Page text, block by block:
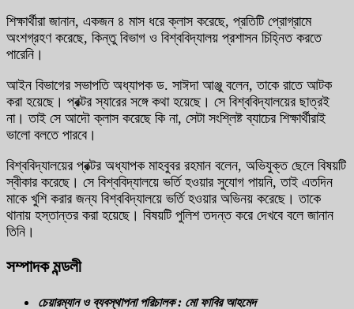
শিক্ষার্থীরা জানান, একজন ৪ মাস ধরে ক্লাস করেছে, প্রতিটি প্রোগ্রামে
অংশগ্রহণ করেছে, কিন্তু বিভাগ ও বিশ্ববিদ্যালয় প্রশাসন চিহ্নিত করতে
পারেনি।
আইন বিভাগের সভাপতি অধ্যাপক ড. সাঈদা আঞ্জু বলেন, তাকে রাতে আটক
করা হয়েছে। প্রক্টর স্যারের সঙ্গে কথা হয়েছে। সে বিশ্ববিদ্যালয়ের ছাত্রই
না। তাই সে আদৌ ক্লাস করেছে কি না, সেটা সংশ্লিষ্ট ব্যাচের শিক্ষার্থীরাই
ভালো বলতে পারবে।
বিশ্ববিদ্যালয়ের প্রক্টর অধ্যাপক মাহবুবর রহমান বলেন, অভিযুক্ত ছেলে বিষয়টি
স্বীকার করেছে। সে বিশ্ববিদ্যালয়ে ভর্তি হওয়ার সুযোগ পায়নি, তাই এতদিন
মাকে খুশি করার জন্য বিশ্ববিদ্যালয়ে ভর্তি হওয়ার অভিনয় করেছে। তাকে
থানায় হস্তান্তর করা হয়েছে। বিষয়টি পুলিশ তদন্ত করে দেখবে বলে জানান
তিনি।
সম্পাদক মন্ডলী
চেয়ারম্যান ও ব্যবস্থাপনা পরিচালক : মো ফাবির আহমেদ